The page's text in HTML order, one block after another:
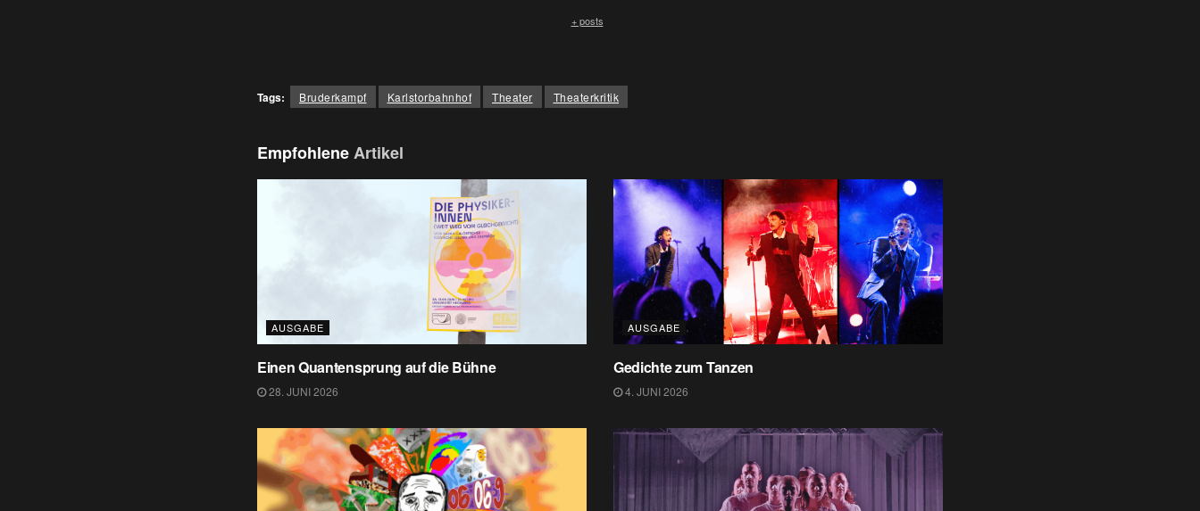
+ posts
Tags: Bruderkampf Karlstorbahnhof Theater Theaterkritik
EmpfohleneArtikel
AUSGABE
Einen Quantensprung auf die Bühne
28. JUNI 2026
AUSGABE
Gedichte zum Tanzen
4. JUNI 2026